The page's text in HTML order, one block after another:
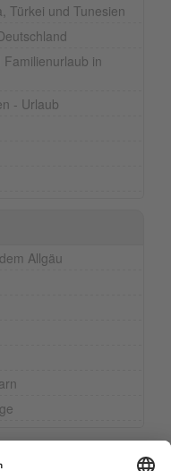
Türkei und Tunesien
in
- Urlaub
Allgäu